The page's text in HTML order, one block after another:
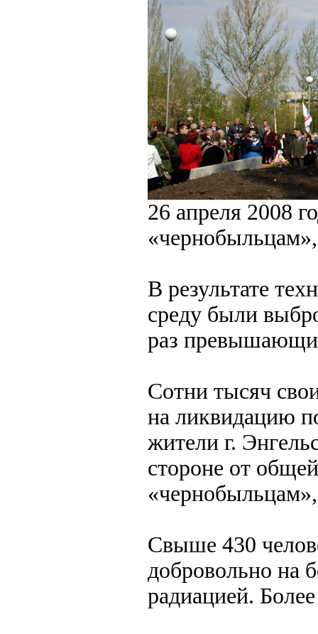
26 апреля 2008
В результате
среду были
раз
Сотни тысяч
на ликвидацию
жители г.
стороне от
Свыше 430
добровольно на
радиацией.